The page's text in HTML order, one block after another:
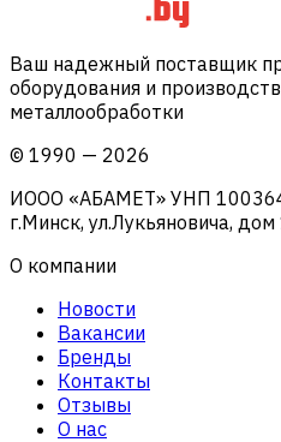
Ваш надежный поставщик
оборудования и
металлообработки
© 1990 — 2026
ИООО «АБАМЕТ» УНП
г.Минск, ул.Лукьяновича, дом
О компании
Новости
Вакансии
Бренды
Контакты
Отзывы
О нас